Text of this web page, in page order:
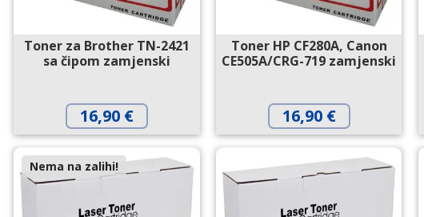
Toner za Brother TN-2421
sa čipom zamjenski
16,90 €
Toner HP CF280A, Canon
CE505A/CRG-719 zamjenski
16,90 €
Nema na zalihi!